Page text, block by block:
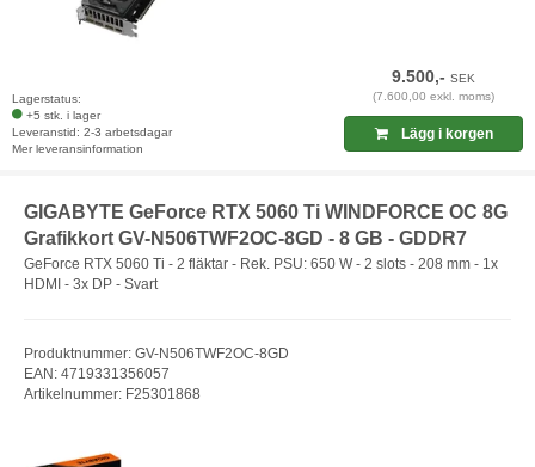
Lagerstatus:
+5 stk. i lager
Leveranstid: 2-3 arbetsdagar
Mer leveransinformation
9.500,-SEK
(7.600,00 exkl. moms)
Lägg i korgen
GIGABYTE GeForce RTX 5060 Ti WINDFORCE OC 8G
Grafikkort GV-N506TWF2OC-8GD - 8 GB - GDDR7
GeForce RTX 5060 Ti - 2 fläktar - Rek. PSU: 650 W - 2 slots - 208 mm - 1x
HDMI - 3x DP - Svart
Produktnummer: GV-N506TWF2OC-8GD
EAN: 4719331356057
Artikelnummer: F25301868